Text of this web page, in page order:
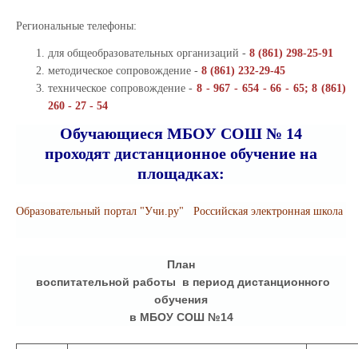
Региональные телефоны:
для общеобразовательных организаций - 8 (861) 298-25-91
методическое сопровождение - 8 (861) 232-29-45
техническое сопровождение -8 - 967 - 654 - 66 - 65; 8 (861)
260 - 27 - 54
Обучающиеся МБОУ СОШ № 14
проходят дистанционное обучение на
площадках:
Образовательный портал "Учи.ру" Российская электронная школа
План
воспитательной работы в период дистанционного
обучения
в МБОУ СОШ №14